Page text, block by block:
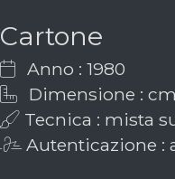
Cartone
Anno : 1980
Dimensione :
Tecnica : mista
Autenticazione :